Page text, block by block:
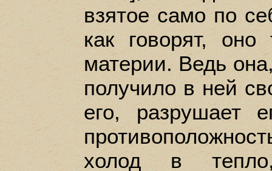
взятое само по
как говорят,
материи. Ведь
получило в ней
его, разрушает
холод в